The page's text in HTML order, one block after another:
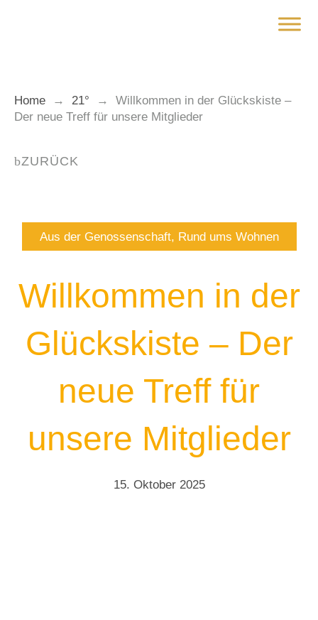
Home → 21° →
Willkommen in der Glückskiste –
Der neue Treff für unsere Mitglieder
ZURÜCK
Aus der Genossenschaft, Rund ums Wohnen
Willkommen in der
Glückskiste – Der
neue Treff für
unsere Mitglieder
15. Oktober 2025